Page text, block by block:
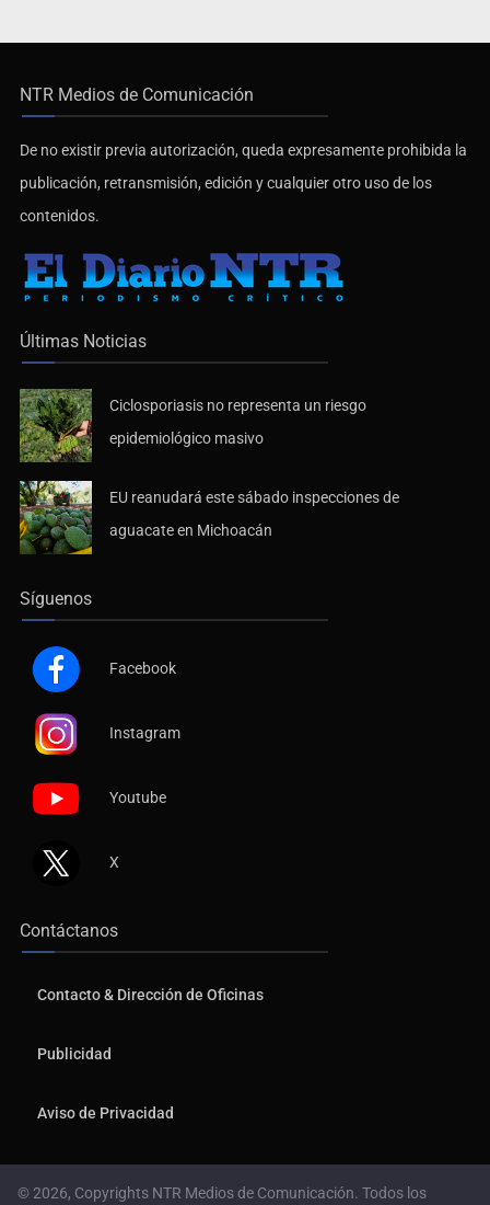
NTR Medios de Comunicación
De no existir previa autorización, queda expresamente prohibida la
publicación, retransmisión, edición y cualquier otro uso de los
contenidos.
Últimas Noticias
Ciclosporiasis no representa un riesgo
epidemiológico masivo
EU reanudará este sábado inspecciones de
aguacate en Michoacán
Síguenos
Facebook
Instagram
Youtube
X
Contáctanos
Contacto & Dirección de Oficinas
Publicidad
Aviso de Privacidad
© 2026, Copyrights NTR Medios de Comunicación. Todos los